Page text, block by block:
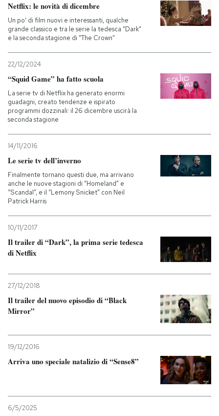
NEWSLETTER
I MIEI PREFERITI
CALENDARIO
AREA PERSONALE
Entra
Netflix: le novità di dicembre
Un po' di film nuovi e interessanti, qualche
grande classico e tra le serie la tedesca "Dark"
e la seconda stagione di "The Crown"
22/12/2024
“Squid Game” ha fatto scuola
La serie tv di Netflix ha generato enormi
guadagni, creato tendenze e ispirato
programmi dozzinali: il 26 dicembre uscirà la
seconda stagione
14/11/2016
Le serie tv dell’inverno
Finalmente tornano questi due, ma arrivano
anche le nuove stagioni di “Homeland” e
“Scandal”, e il “Lemony Snicket” con Neil
Patrick Harris
10/11/2017
Il trailer di “Dark”, la prima serie tedesca
di Netflix
27/12/2018
Il trailer del nuovo episodio di “Black
Mirror”
19/12/2016
Arriva uno speciale natalizio di “Sense8”
6/5/2025